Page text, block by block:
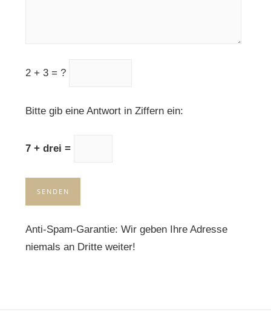
2 + 3 = ?
Please leave this field empty.
Bitte gib eine Antwort in Ziffern ein:
7 + drei =
Anti-Spam-Garantie: Wir geben Ihre Adresse
niemals an Dritte weiter!